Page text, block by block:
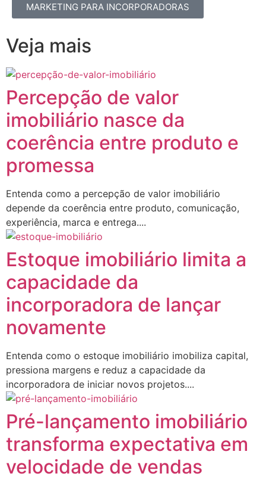
MARKETING PARA INCORPORADORAS
Veja mais
Percepção de valor
imobiliário nasce da
coerência entre produto e
promessa
Entenda como a percepção de valor imobiliário
depende da coerência entre produto, comunicação,
experiência, marca e entrega....
Estoque imobiliário limita a
capacidade da
incorporadora de lançar
novamente
Entenda como o estoque imobiliário imobiliza capital,
pressiona margens e reduz a capacidade da
incorporadora de iniciar novos projetos....
Pré-lançamento imobiliário
transforma expectativa em
velocidade de vendas